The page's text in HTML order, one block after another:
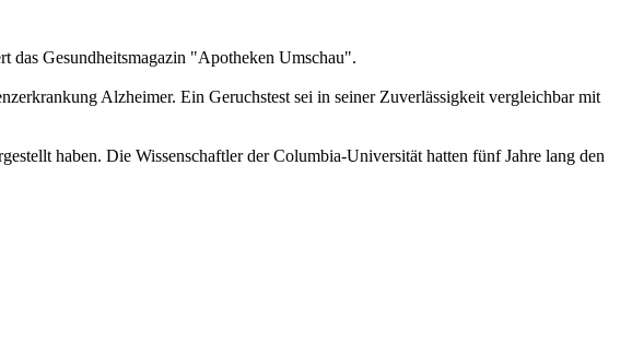
das Gesundheitsmagazin "Apotheken Umschau".
Alzheimer. Ein Geruchstest sei in seiner Zuverlässigkeit vergleichbar mit
haben. Die Wissenschaftler der Columbia-Universität hatten fünf Jahre lang den